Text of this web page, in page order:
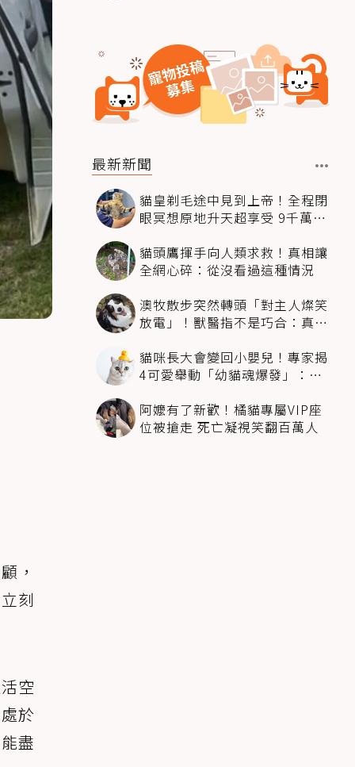
，
刻
空
於
盡
最新新聞
貓皇剃毛途中見到上帝！全程閉
眼冥想原地升天超享受 9千萬人
貓頭鷹揮手向人類求救！真相讓
全網心碎：從沒看過這種情況
澳牧散步突然轉頭「對主人燦笑
放電」！獸醫指不是巧合：真相
貓咪長大會變回小嬰兒！專家揭
4可愛舉動「幼貓魂爆發」：本
阿嬤有了新歡！橘貓專屬VIP座
位被搶走 死亡凝視笑翻百萬人